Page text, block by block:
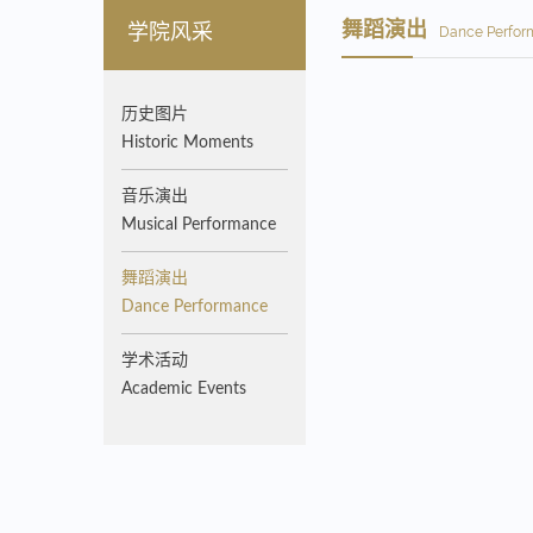
学院风采
历史图片
Historic Moments
音乐演出
Musical Performance
舞蹈演出
Dance Performance
学术活动
Academic Events
舞蹈演出 Dance